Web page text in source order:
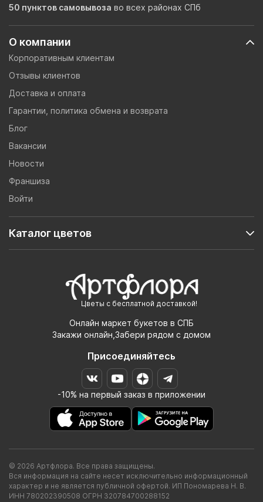
Цветы с бесплатной доставкой!
Онлайн маркет букетов в СПБ
Закажи онлайн,Забери рядом с домом
Присоединяйтесь
-10% на первый заказ в приложении
О компании
Корпоративным клиентам
Отзывы клиентов
Доставка и оплата
Гарантии, политика обмена и возврата
Блог
Вакансии
Новости
Франшиза
Войти
Каталог цветов
50 пунктов самовывоза во всех районах СПб
© 2026 Артфлора. Все права защищены.
Вся информация на сайте несет исключительно информационный
характер и не является публичной офертой. ИП Пономарева Н. В.
ИНН 780202390508 ОГРН 320784700288152